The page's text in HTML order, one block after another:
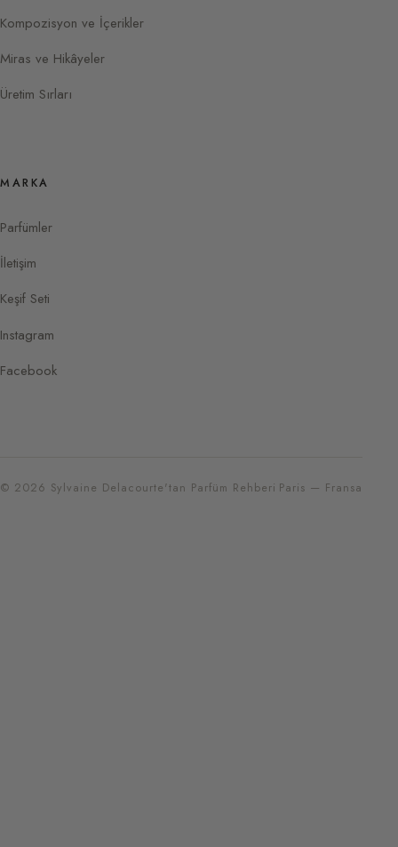
Kompozisyon ve İçerikler
Miras ve Hikâyeler
Üretim Sırları
MARKA
Parfümler
İletişim
Keşif Seti
Instagram
Facebook
© 2026 Sylvaine Delacourte'tan Parfüm Rehberi Paris — Fransa